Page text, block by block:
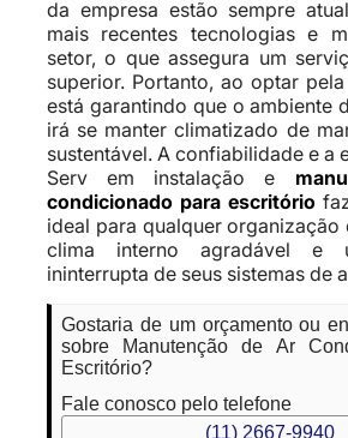
da empresa estão sempre
mais recentes tecnologias e
setor, o que assegura um
superior. Portanto, ao optar
está garantindo que o ambiente
irá se manter climatizado de
sustentável. A confiabilidade e a
Serv em instalação e
condicionado para escritório
ideal para qualquer organização
clima interno agradável e
ininterrupta de seus sistemas de
Gostaria de um orçamento ou
sobre Manutenção de Ar
Escritório?
Fale conosco pelo telefone
(11) 2667-9940